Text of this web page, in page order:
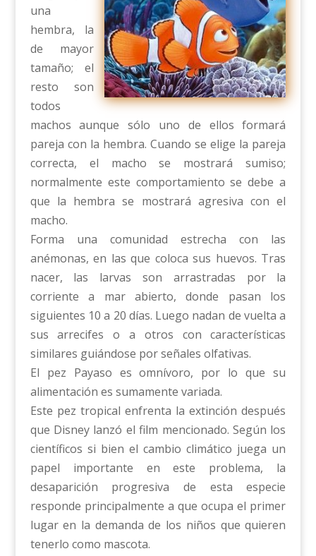
una
hembra, la
de mayor
tamaño; el
resto son
todos
machos aunque sólo uno de ellos formará
pareja con la hembra. Cuando se elige la pareja
correcta, el macho se mostrará sumiso;
normalmente este comportamiento se debe a
que la hembra se mostrará agresiva con el
macho.
Forma una comunidad estrecha con las
anémonas, en las que coloca sus huevos. Tras
nacer, las larvas son arrastradas por la
corriente a mar abierto, donde pasan los
siguientes 10 a 20 días. Luego nadan de vuelta a
sus arrecifes o a otros con características
similares guiándose por señales olfativas.
El pez Payaso es omnívoro, por lo que su
alimentación es sumamente variada.
Este pez tropical enfrenta la extinción después
que Disney lanzó el film mencionado. Según los
científicos si bien el cambio climático juega un
papel importante en este problema, la
desaparición progresiva de esta especie
responde principalmente a que ocupa el primer
lugar en la demanda de los niños que quieren
tenerlo como mascota.